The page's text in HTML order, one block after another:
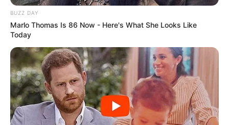
8 Kata Lucu Seputar Malam
Minggu ala Jomblo yang Bikin
Ngenes
BUZZ DAY
Marlo Thomas Is 86 Now - Here's What She Looks Like
Today